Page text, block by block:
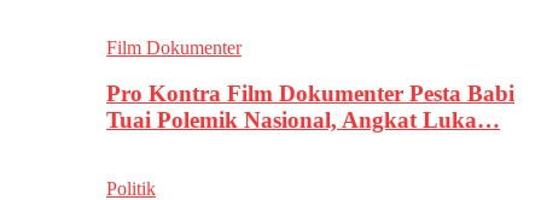
Film Dokumenter
Pro Kontra Film Dokumenter Pesta Babi
Tuai Polemik Nasional, Angkat Luka…
Politik